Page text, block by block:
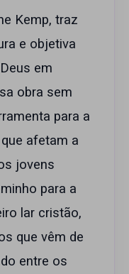
Kemp, traz
e objetiva
em
obra sem
para a
afetam a
jovens
para a
lar cristão,
que vêm de
entre os